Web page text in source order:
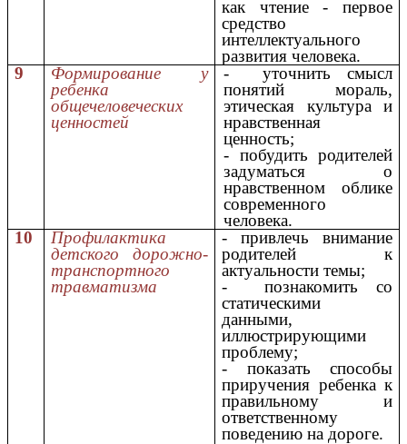
как чтение - первое
средство
интеллектуального
развития человека.
9
Формирование у
ребенка
общечеловеческих
ценностей
- уточнить смысл
понятий мораль,
этическая культура и
нравственная
ценность;
- побудить родителей
задуматься о
нравственном облике
современного
человека.
10
Профилактика
детского дорожно-
транспортного
травматизма
- привлечь внимание
родителей к
актуальности темы;
- познакомить со
статическими
данными,
иллюстрирующими
проблему;
- показать способы
приручения ребенка к
правильному и
ответственному
поведению на дороге.